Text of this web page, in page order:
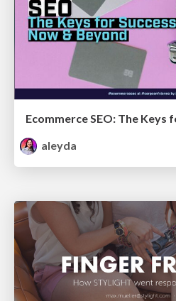
aleyda